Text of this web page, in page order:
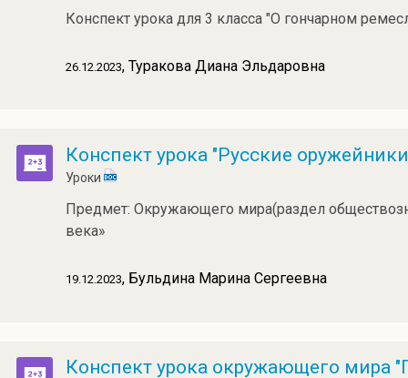
Конспект урока для 3 класса "О гончарном
26.12.2023, Туракова Диана Эльдаровна
Конспект урока "Русские
Уроки
Предмет: Окружающего мира(раздел
века»
19.12.2023, Бульдина Марина Сергеевна
Конспект урока окружающего мира